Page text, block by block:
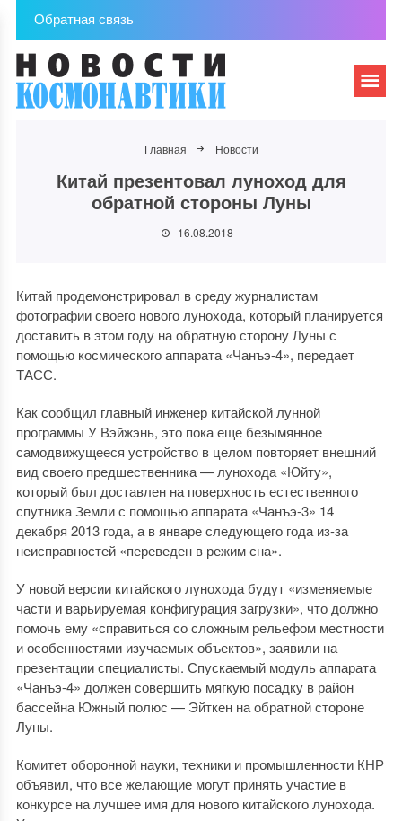
Обратная связь
Главная Новости
Китай презентовал луноход для
обратной стороны Луны
16.08.2018
Китай продемонстрировал в среду журналистам
фотографии своего нового лунохода, который планируется
доставить в этом году на обратную сторону Луны с
помощью космического аппарата «Чанъэ-4», передает
ТАСС.
Как сообщил главный инженер китайской лунной
программы У Вэйжэнь, это пока еще безымянное
самодвижущееся устройство в целом повторяет внешний
вид своего предшественника — лунохода «Юйту»,
который был доставлен на поверхность естественного
спутника Земли с помощью аппарата «Чанъэ-3» 14
декабря 2013 года, а в январе следующего года из-за
неисправностей «переведен в режим сна».
У новой версии китайского лунохода будут «изменяемые
части и варьируемая конфигурация загрузки», что должно
помочь ему «справиться со сложным рельефом местности
и особенностями изучаемых объектов», заявили на
презентации специалисты. Спускаемый модуль аппарата
«Чанъэ-4» должен совершить мягкую посадку в район
бассейна Южный полюс — Эйткен на обратной стороне
Луны.
Комитет оборонной науки, техники и промышленности КНР
объявил, что все желающие могут принять участие в
конкурсе на лучшее имя для нового китайского лунохода.